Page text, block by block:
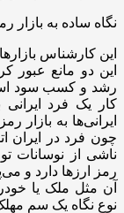
نگاه ساده به بازار
این کارشناس
این دو مانع عبور
رشد و کسب سود
کار یک فرد ایرانی
ایرانی‌ها به بازار
چون فرد در ایران
ناشی از نوسانات
رمز ارزها دارد و
آن مثل ملک یا
نوع نگاه یک سم